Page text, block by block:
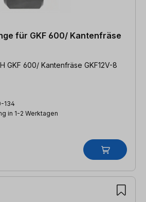
für GKF 600/ Kantenfräse
GKF 600/ Kantenfräse GKF12V-8
134
in 1-2 Werktagen